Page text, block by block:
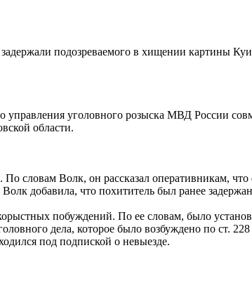
подозреваемого в хищении картины
управления уголовного розыска МВД России
области.
словам Волк, он рассказал оперативникам,
добавила, что похититель был ранее
побуждений. По ее словам, было
дела, которое было возбуждено по ст.
под подпиской о невыезде.